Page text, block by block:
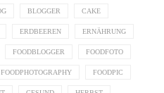
BLOGGER CAKE
ERDBEEREN ERNÄHRUNG
FOODBLOGGER FOODFOTO
FOODPHOTOGRAPHY FOODPIC